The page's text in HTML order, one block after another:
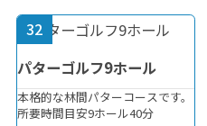
32
パターゴルフ9ホール
本格的な林間パターコースです。
所要時間目安9ホール40分